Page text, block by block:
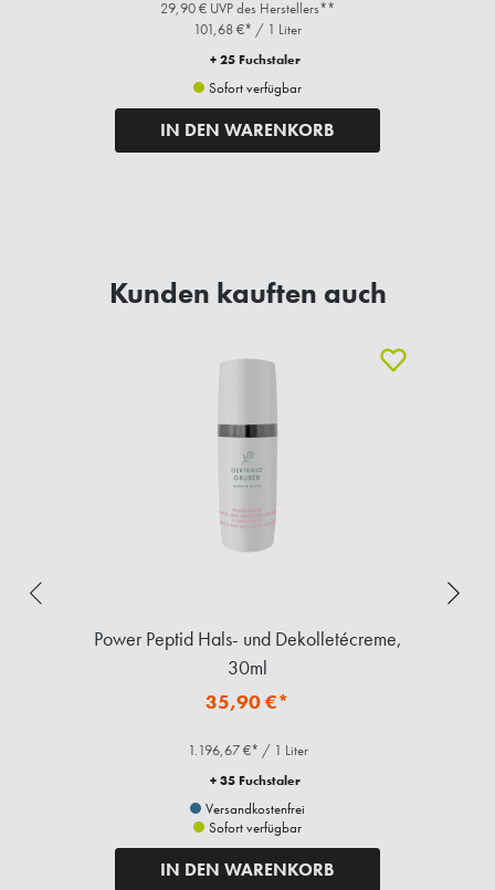
29,90 € UVP des Herstellers**
101,68 €* / 1 Liter
+ 25 Fuchstaler
Sofort verfügbar
IN DEN WARENKORB
Kunden kauften auch
Power Peptid Hals- und Dekolletécreme,
30ml
35,90 €*
1.196,67 €* / 1 Liter
+ 35 Fuchstaler
Versandkostenfrei
Sofort verfügbar
IN DEN WARENKORB